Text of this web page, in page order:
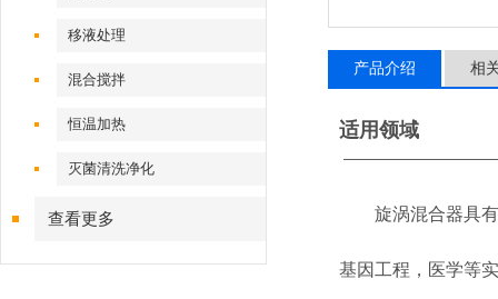
移液处理
混合搅拌
恒温加热
灭菌清洗净化
查看更多
产品介绍 相
适用领域
旋涡混合器具有
基因工程，医学等